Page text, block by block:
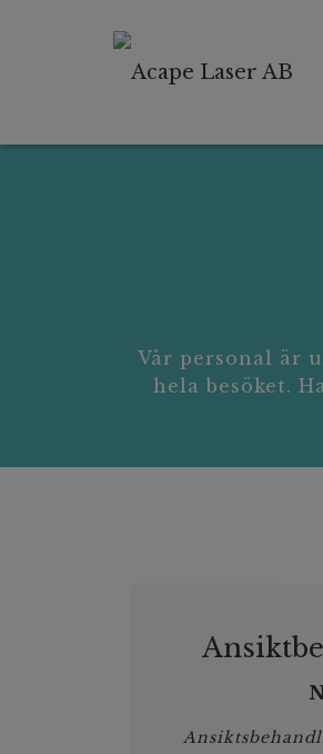
Vår personal är
hela besöket.